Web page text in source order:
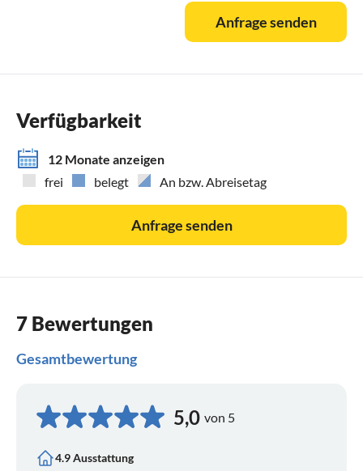
Anfrage senden
Verfügbarkeit
12 Monate anzeigen
frei
belegt An bzw. Abreisetag
Anfrage senden
7 Bewertungen
Gesamtbewertung
5,0 von 5
4.9 Ausstattung